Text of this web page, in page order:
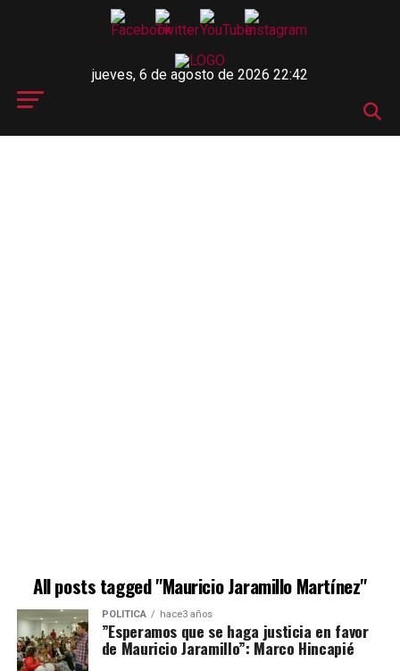
jueves, 6 de agosto de 2026 22:42
All posts tagged "Mauricio Jaramillo Martínez"
POLÍTICA hace3 años
”Esperamos que se haga justicia en favor
de Mauricio Jaramillo”: Marco Hincapié